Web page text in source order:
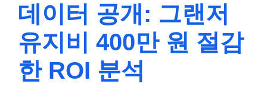
데이터 공개: 그랜저
유지비 400만 원 절감
한 ROI 분석